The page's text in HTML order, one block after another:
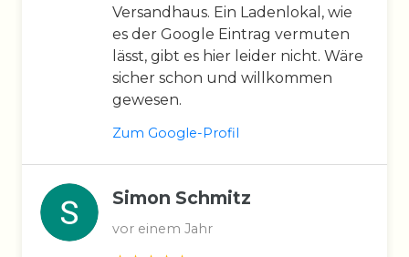
Versandhaus. Ein Ladenlokal, wie
es der Google Eintrag vermuten
lässt, gibt es hier leider nicht. Wäre
sicher schon und willkommen
gewesen.
Zum Google-Profil
Simon Schmitz
vor einem Jahr